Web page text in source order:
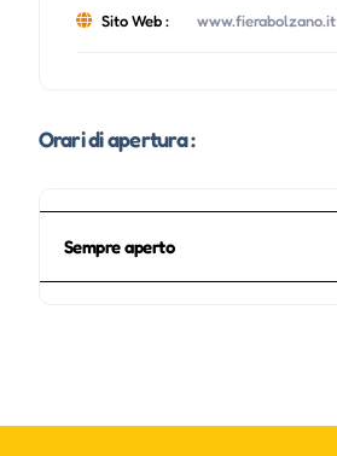
Sito Web : www.fierabolzano.it
Orari di apertura :
Sempre aperto